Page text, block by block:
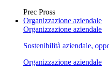
Prec Pross
Organizzazione aziendale
Organizzazione aziendale
Sostenibilità aziendale,
Organizzazione aziendale